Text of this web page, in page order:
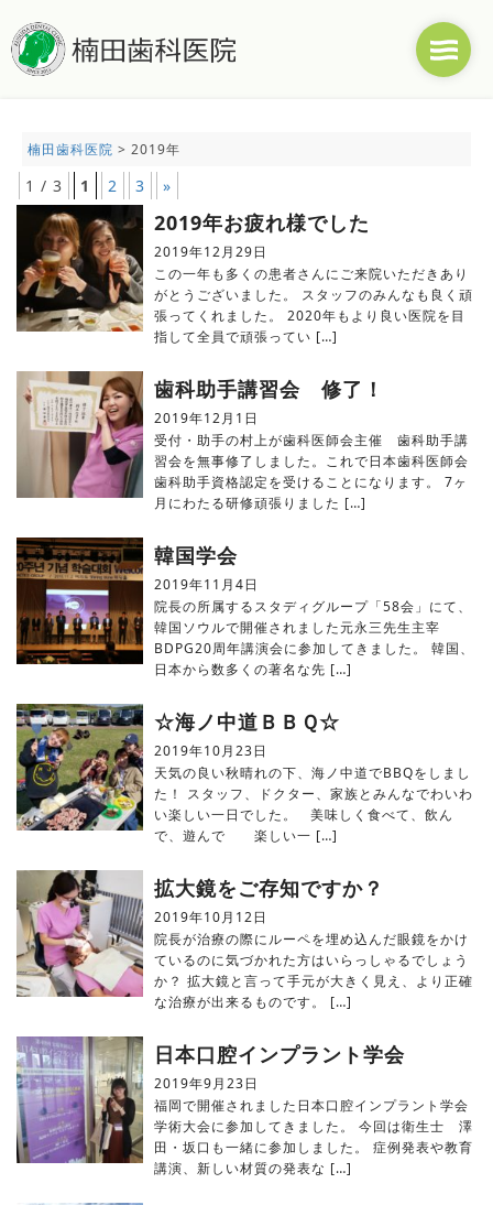
楠田歯科医院 > 2019年
1 / 3 1 2 3 »
2019年お疲れ様でした
2019年12月29日
この一年も多くの患者さんにご来院いただきあり
がとうございました。 スタッフのみんなも良く頑
張ってくれました。 2020年もより良い医院を目
指して全員で頑張ってい […]
歯科助手講習会 修了！
2019年12月1日
受付・助手の村上が歯科医師会主催 歯科助手講
習会を無事修了しました。これで日本歯科医師会
歯科助手資格認定を受けることになります。 7ヶ
月にわたる研修頑張りました […]
韓国学会
2019年11月4日
院長の所属するスタディグループ「58会」にて、
韓国ソウルで開催されました元永三先生主宰
BDPG20周年講演会に参加してきました。 韓国、
日本から数多くの著名な先 […]
☆海ノ中道ＢＢＱ☆
2019年10月23日
天気の良い秋晴れの下、海ノ中道でBBQをしまし
た！ スタッフ、ドクター、家族とみんなでわいわ
い楽しい一日でした。 美味しく食べて、飲ん
で、遊んで 楽しい一 […]
拡大鏡をご存知ですか？
2019年10月12日
院長が治療の際にルーペを埋め込んだ眼鏡をかけ
ているのに気づかれた方はいらっしゃるでしょう
か？ 拡大鏡と言って手元が大きく見え、より正確
な治療が出来るものです。 […]
日本口腔インプラント学会
2019年9月23日
福岡で開催されました日本口腔インプラント学会
学術大会に参加してきました。 今回は衛生士 澤
田・坂口も一緒に参加しました。 症例発表や教育
講演、新しい材質の発表な […]